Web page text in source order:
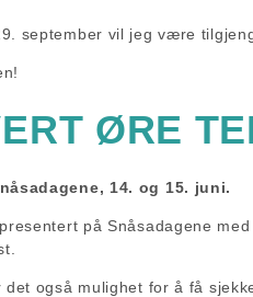
september vil jeg være
ØRE
14. og 15. juni.
på Snåsadagene
det også mulighet for å få